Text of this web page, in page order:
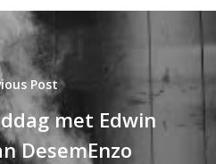
Post
met Edwin
DesemEnzo